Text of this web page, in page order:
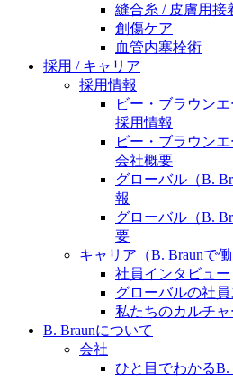
販売代理店さま向け情報​
お問合せ先、価格情報、E-
ま向けの情報スペースです。
水頭症について
「水頭症」とはどのような
多い水頭症と、小児に多い
や治療法など「水頭症」の
ができます。
エースクラップアカデミー
医療に携わるあらゆる方々に
提供していくことを目指しま
お問合せフォームより、ご質
縫合糸 / 皮膚用接
創傷ケア
血管内塞栓術
採用 / キャリア
採用情報
ビー・ブラウン
採用情報
ビー・ブラウン
会社概要
グローバル（B.
報
グローバル（B.
要
キャリア（B. Braunで
社員インタビュー
グローバルの社
私たちのカルチャ
B. Braunについて
会社
ひと目でわかるB.